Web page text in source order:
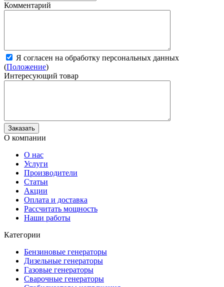
Комментарий
Я согласен на обработку персональных данных
(Положение)
Интересующий товар
О компании
О нас
Услуги
Производители
Статьи
Акции
Оплата и доставка
Рассчитать мощность
Наши работы
Категории
Бензиновые генераторы
Дизельные генераторы
Газовые генераторы
Сварочные генераторы